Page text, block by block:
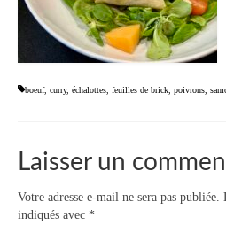
boeuf, curry, échalottes feuilles de brick poivrons
Laisser un
Votre adresse e-mail ne sera pas publiée.
indiqués avec *